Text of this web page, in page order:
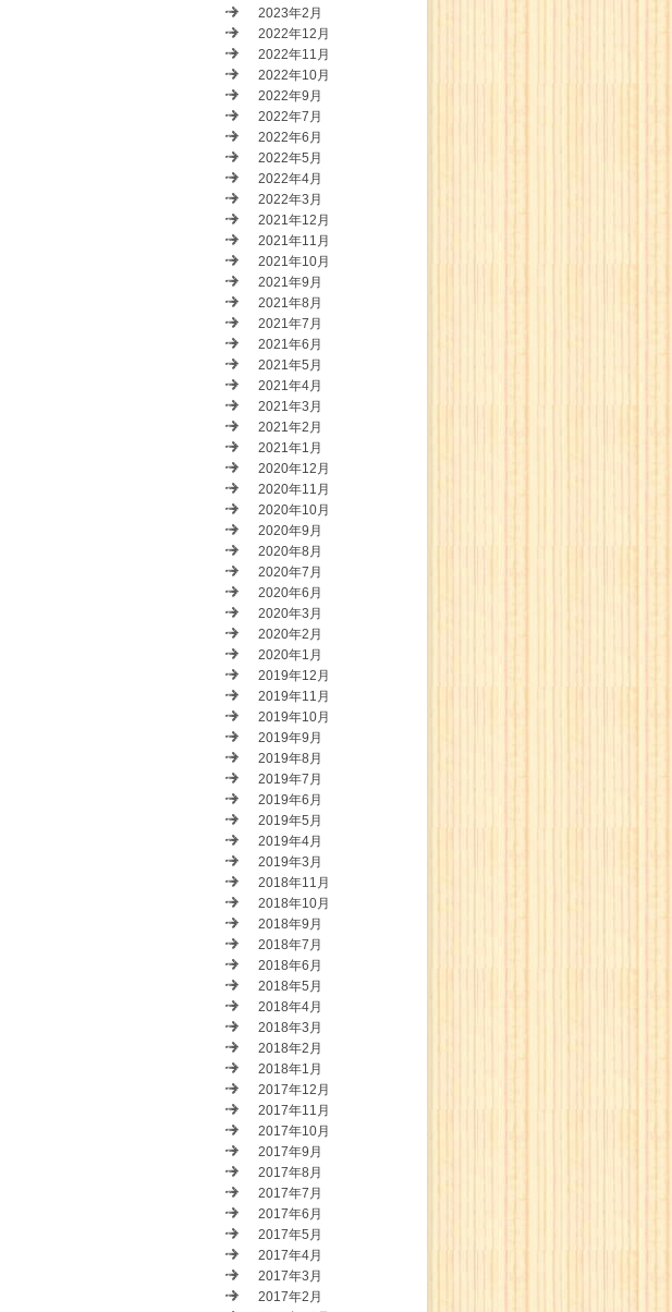
2023年2月
2022年12月
2022年11月
2022年10月
2022年9月
2022年7月
2022年6月
2022年5月
2022年4月
2022年3月
2021年12月
2021年11月
2021年10月
2021年9月
2021年8月
2021年7月
2021年6月
2021年5月
2021年4月
2021年3月
2021年2月
2021年1月
2020年12月
2020年11月
2020年10月
2020年9月
2020年8月
2020年7月
2020年6月
2020年3月
2020年2月
2020年1月
2019年12月
2019年11月
2019年10月
2019年9月
2019年8月
2019年7月
2019年6月
2019年5月
2019年4月
2019年3月
2018年11月
2018年10月
2018年9月
2018年7月
2018年6月
2018年5月
2018年4月
2018年3月
2018年2月
2018年1月
2017年12月
2017年11月
2017年10月
2017年9月
2017年8月
2017年7月
2017年6月
2017年5月
2017年4月
2017年3月
2017年2月